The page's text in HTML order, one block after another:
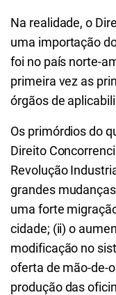
Na realidade, o
uma importação
foi no país norte-
primeira vez as
órgãos de
Os primórdios do
Direito
Revolução
grandes
uma forte
cidade; (ii) o
modificação no
oferta de mão-de-
produção das